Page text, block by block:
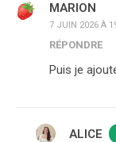
MARION
7 JUIN 2026 À
RÉPONDRE
Puis je
ALICE